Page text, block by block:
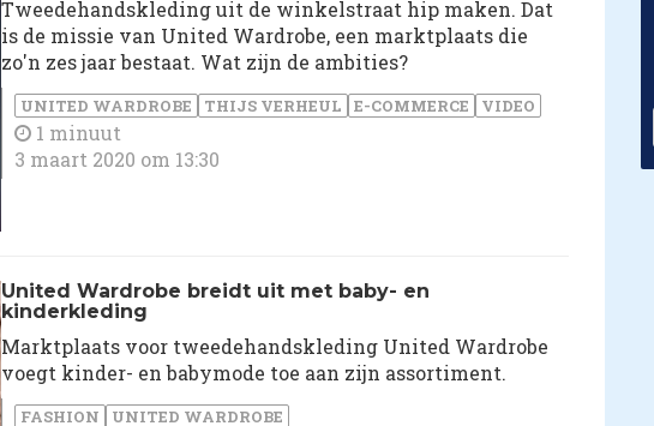
Tweedehandskleding uit de winkelstraat hip maken. Dat
is de missie van United Wardrobe, een marktplaats die
zo'n zes jaar bestaat. Wat zijn de ambities?
UNITED WARDROBE THIJS VERHEUL E-COMMERCE VIDEO
1 minuut
3 maart 2020 om 13:30
United Wardrobe breidt uit met baby- en
kinderkleding
Marktplaats voor tweedehandskleding United Wardrobe
voegt kinder- en babymode toe aan zijn assortiment.
FASHION UNITED WARDROBE